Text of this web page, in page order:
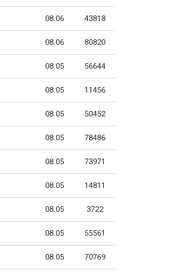
08.06 43818
08.06 80820
08.05 56644
08.05 11456
08.05 50452
08.05 78486
08.05 73971
08.05 14811
08.05 3722
08.05 55561
08.05 70769